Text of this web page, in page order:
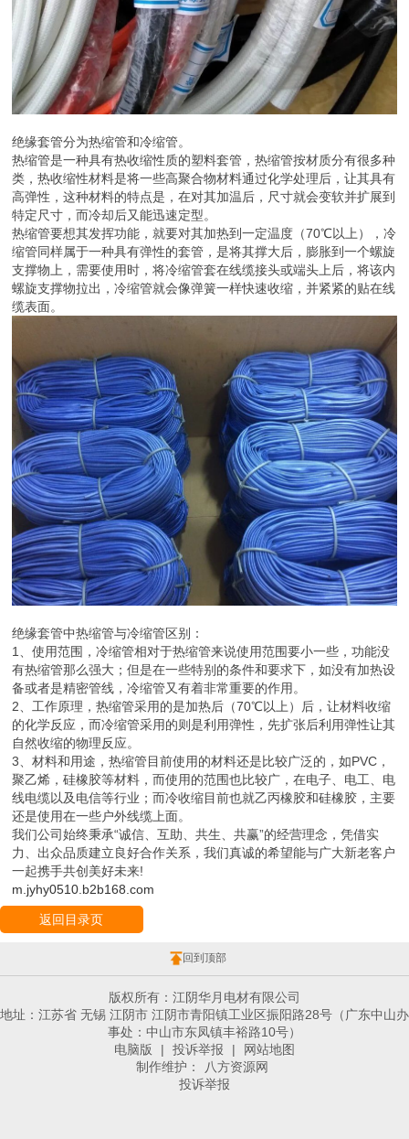
绝缘套管分为热缩管和冷缩管。
热缩管是一种具有热收缩性质的塑料套管，热缩管按材质分有很多种
类，热收缩性材料是将一些高聚合物材料通过化学处理后，让其具有
高弹性，这种材料的特点是，在对其加温后，尺寸就会变软并扩展到
特定尺寸，而冷却后又能迅速定型。
热缩管要想其发挥功能，就要对其加热到一定温度（70℃以上），冷
缩管同样属于一种具有弹性的套管，是将其撑大后，膨胀到一个螺旋
支撑物上，需要使用时，将冷缩管套在线缆接头或端头上后，将该内
螺旋支撑物拉出，冷缩管就会像弹簧一样快速收缩，并紧紧的贴在线
缆表面。
绝缘套管中热缩管与冷缩管区别：
1、使用范围，冷缩管相对于热缩管来说使用范围要小一些，功能没
有热缩管那么强大；但是在一些特别的条件和要求下，如没有加热设
备或者是精密管线，冷缩管又有着非常重要的作用。
2、工作原理，热缩管采用的是加热后（70℃以上）后，让材料收缩
的化学反应，而冷缩管采用的则是利用弹性，先扩张后利用弹性让其
自然收缩的物理反应。
3、材料和用途，热缩管目前使用的材料还是比较广泛的，如PVC，
聚乙烯，硅橡胶等材料，而使用的范围也比较广，在电子、电工、电
线电缆以及电信等行业；而冷收缩目前也就乙丙橡胶和硅橡胶，主要
还是使用在一些户外线缆上面。
我们公司始终秉承“诚信、互助、共生、共赢”的经营理念，凭借实
力、出众品质建立良好合作关系，我们真诚的希望能与广大新老客户
一起携手共创美好未来!
m.jyhy0510.b2b168.com
返回目录页
回到顶部
版权所有：江阴华月电材有限公司
地址：江苏省 无锡 江阴市 江阴市青阳镇工业区振阳路28号（广东中山办
事处：中山市东凤镇丰裕路10号）
电脑版
| 投诉举报 |
网站地图
制作维护：
八方资源网
投诉举报